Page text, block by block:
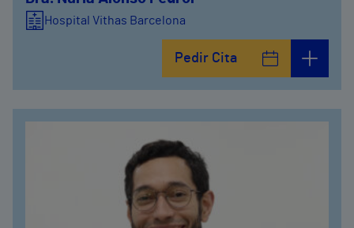
Hospital Vithas Barcelona
Pedir Cita